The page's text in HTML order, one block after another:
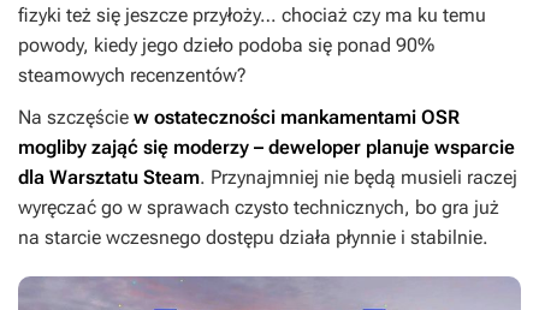
fizyki też się jeszcze przyłoży… chociaż czy ma ku temu
powody, kiedy jego dzieło podoba się ponad 90%
steamowych recenzentów?
Na szczęście w ostateczności mankamentami OSR
mogliby zająć się moderzy – deweloper planuje wsparcie
dla Warsztatu Steam. Przynajmniej nie będą musieli raczej
wyręczać go w sprawach czysto technicznych, bo gra już
na starcie wczesnego dostępu działa płynnie i stabilnie.